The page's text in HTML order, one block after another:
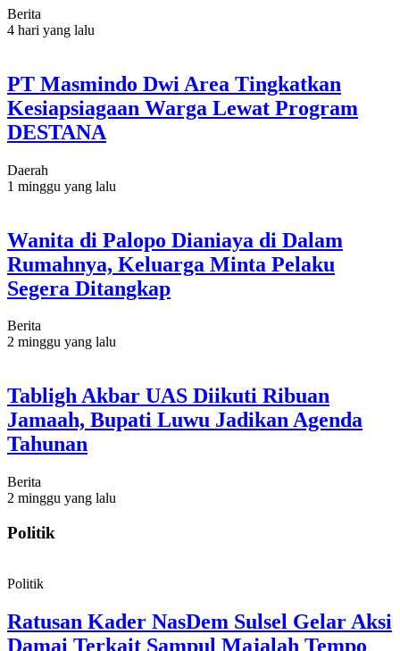
Berita
4 hari yang lalu
PT Masmindo Dwi Area Tingkatkan
Kesiapsiagaan Warga Lewat Program
DESTANA
Daerah
1 minggu yang lalu
Wanita di Palopo Dianiaya di Dalam
Rumahnya, Keluarga Minta Pelaku
Segera Ditangkap
Berita
2 minggu yang lalu
Tabligh Akbar UAS Diikuti Ribuan
Jamaah, Bupati Luwu Jadikan Agenda
Tahunan
Berita
2 minggu yang lalu
Politik
Politik
Ratusan Kader NasDem Sulsel Gelar Aksi
Damai Terkait Sampul Majalah Tempo